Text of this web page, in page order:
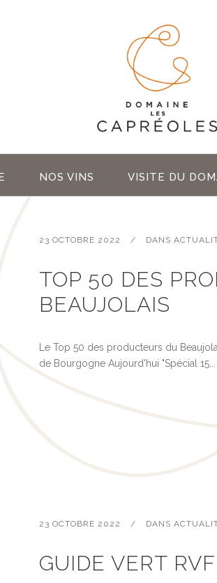
NOS VINS VISITE DU
23 OCTOBRE 2022 DANS
TOP 50 DES
BEAUJOLAIS
Le Top 50 des producteurs du
de Bourgogne Aujourd'hui "Spécial 15...
23 OCTOBRE 2022 DANS
GUIDE VERT